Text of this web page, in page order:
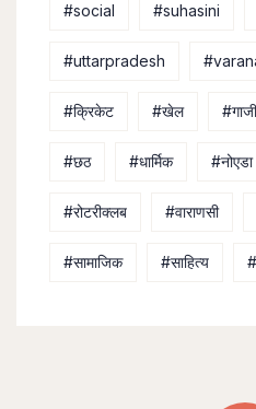
#social #suhasini
#uttarpradesh
#क्रिकेट #खेल
#छठ #धार्मिक #नोएडा
#रोटरीक्लब #वाराणसी
#सामाजिक #साहित्य